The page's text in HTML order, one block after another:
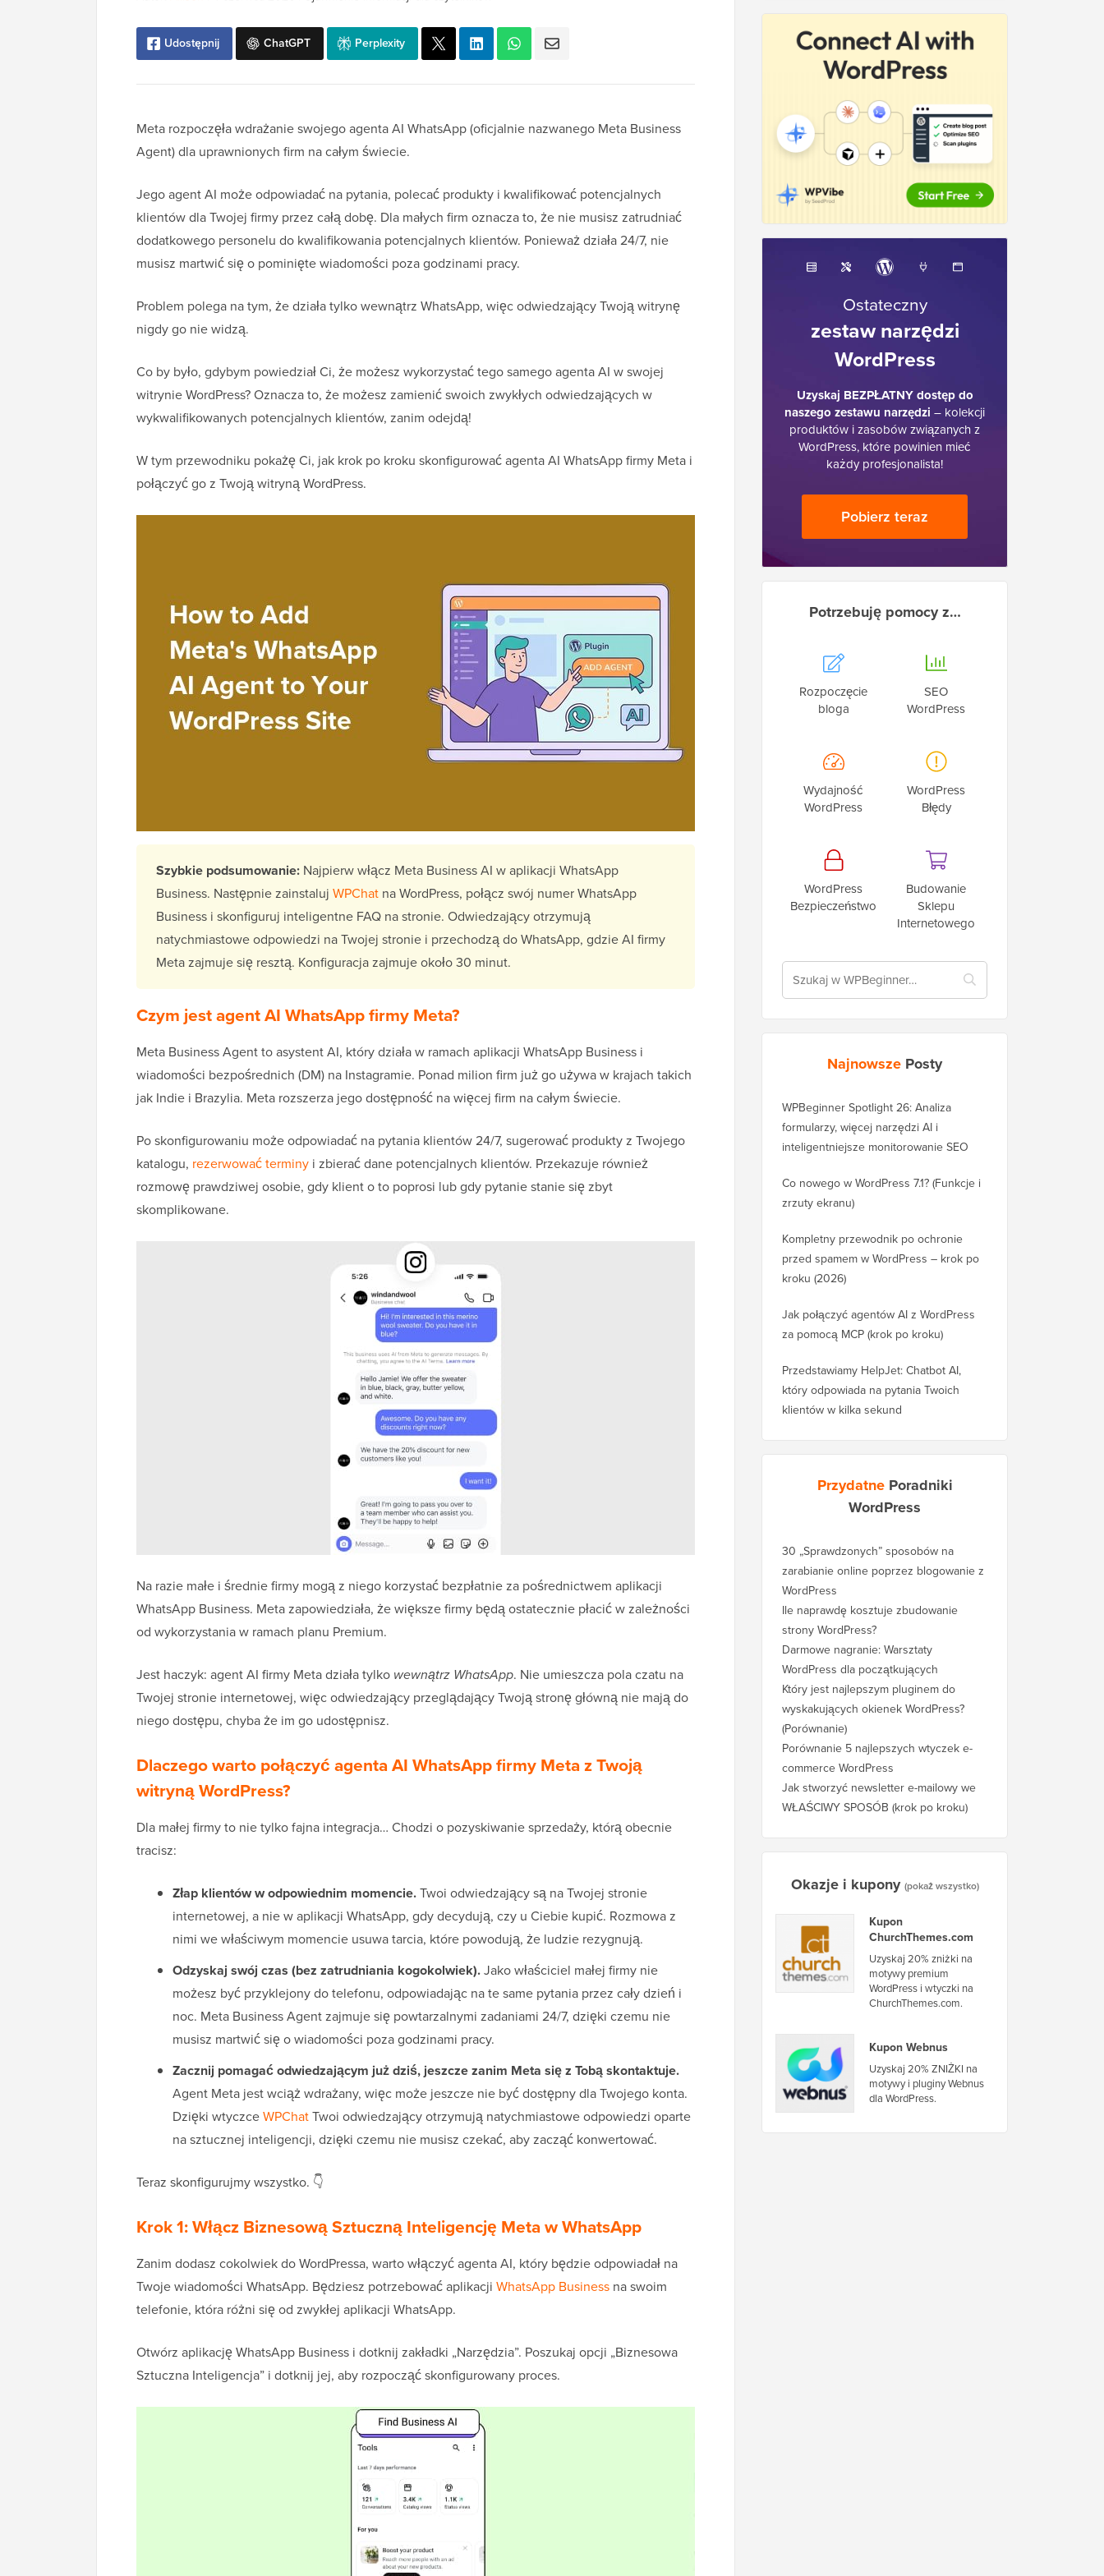
Udostępnij ChatGPT Perplexity
Meta rozpoczęła wdrażanie swojego agenta AI WhatsApp (oficjalnie nazwanego Meta Business
Agent) dla uprawnionych firm na całym świecie.
Jego agent AI może odpowiadać na pytania, polecać produkty i kwalifikować potencjalnych
klientów dla Twojej firmy przez całą dobę. Dla małych firm oznacza to, że nie musisz zatrudniać
dodatkowego personelu do kwalifikowania potencjalnych klientów. Ponieważ działa 24/7, nie
musisz martwić się o pominięte wiadomości poza godzinami pracy.
Problem polega na tym, że działa tylko wewnątrz WhatsApp, więc odwiedzający Twoją witrynę
nigdy go nie widzą.
Co by było, gdybym powiedział Ci, że możesz wykorzystać tego samego agenta AI w swojej
witrynie WordPress? Oznacza to, że możesz zamienić swoich zwykłych odwiedzających w
wykwalifikowanych potencjalnych klientów, zanim odejdą!
W tym przewodniku pokażę Ci, jak krok po kroku skonfigurować agenta AI WhatsApp firmy Meta i
połączyć go z Twoją witryną WordPress.
Szybkie podsumowanie: Najpierw włącz Meta Business AI w aplikacji WhatsApp
Business. Następnie zainstaluj WPChat na WordPress, połącz swój numer WhatsApp
Business i skonfiguruj inteligentne FAQ na stronie. Odwiedzający otrzymują
natychmiastowe odpowiedzi na Twojej stronie i przechodzą do WhatsApp, gdzie AI firmy
Meta zajmuje się resztą. Konfiguracja zajmuje około 30 minut.
Czym jest agent AI WhatsApp firmy Meta?
Meta Business Agent to asystent AI, który działa w ramach aplikacji WhatsApp Business i
wiadomości bezpośrednich (DM) na Instagramie. Ponad milion firm już go używa w krajach takich
jak Indie i Brazylia. Meta rozszerza jego dostępność na więcej firm na całym świecie.
Po skonfigurowaniu może odpowiadać na pytania klientów 24/7, sugerować produkty z Twojego
katalogu, rezerwować terminy i zbierać dane potencjalnych klientów. Przekazuje również
rozmowę prawdziwej osobie, gdy klient o to poprosi lub gdy pytanie stanie się zbyt
skomplikowane.
Na razie małe i średnie firmy mogą z niego korzystać bezpłatnie za pośrednictwem aplikacji
WhatsApp Business. Meta zapowiedziała, że większe firmy będą ostatecznie płacić w zależności
od wykorzystania w ramach planu Premium.
Jest haczyk: agent AI firmy Meta działa tylko wewnątrz WhatsApp. Nie umieszcza pola czatu na
Twojej stronie internetowej, więc odwiedzający przeglądający Twoją stronę główną nie mają do
niego dostępu, chyba że im go udostępnisz.
Dlaczego warto połączyć agenta AI WhatsApp firmy Meta z Twoją
witryną WordPress?
Dla małej firmy to nie tylko fajna integracja… Chodzi o pozyskiwanie sprzedaży, którą obecnie
tracisz:
Złap klientów w odpowiednim momencie.Twoi odwiedzający są na Twojej stronie
internetowej, a nie w aplikacji WhatsApp, gdy decydują, czy u Ciebie kupić. Rozmowa z
nimi we właściwym momencie usuwa tarcia, które powodują, że ludzie rezygnują.
Odzyskaj swój czas (bez zatrudniania kogokolwiek).Jako właściciel małej firmy nie
możesz być przyklejony do telefonu, odpowiadając na te same pytania przez cały dzień i
noc. Meta Business Agent zajmuje się powtarzalnymi zadaniami 24/7, dzięki czemu nie
musisz martwić się o wiadomości poza godzinami pracy.
Zacznij pomagać odwiedzającym już dziś, jeszcze zanim Meta się z Tobą skontaktuje.
Agent Meta jest wciąż wdrażany, więc może jeszcze nie być dostępny dla Twojego konta.
Dzięki wtyczceWPChatTwoi odwiedzający otrzymują natychmiastowe odpowiedzi oparte
na sztucznej inteligencji, dzięki czemu nie musisz czekać, aby zacząć konwertować.
Teraz skonfigurujmy wszystko. 👇
Krok 1: Włącz Biznesową Sztuczną Inteligencję Meta w WhatsApp
Zanim dodasz cokolwiek do WordPressa, warto włączyć agenta AI, który będzie odpowiadał na
Twoje wiadomości WhatsApp. Będziesz potrzebować aplikacji WhatsApp Business na swoim
telefonie, która różni się od zwykłej aplikacji WhatsApp.
Otwórz aplikację WhatsApp Business i dotknij zakładki „Narzędzia”. Poszukaj opcji „Biznesowa
Sztuczna Inteligencja” i dotknij jej, aby rozpocząć skonfigurowany proces.
Ostateczny
zestaw narzędzi
WordPress
Uzyskaj BEZPŁATNY dostęp do
naszego zestawu narzędzi – kolekcji
produktów i zasobów związanych z
WordPress, które powinien mieć
każdy profesjonalista!
Pobierz teraz
Potrzebuję pomocy z…
Rozpoczęcie
bloga
SEO
WordPress
Wydajność
WordPress
WordPress
Błędy
WordPress
Bezpieczeństwo
Budowanie
Sklepu
Internetowego
Najnowsze Posty
WPBeginner Spotlight 26: Analiza
formularzy, więcej narzędzi AI i
inteligentniejsze monitorowanie SEO
Co nowego w WordPress 7.1? (Funkcje i
zrzuty ekranu)
Kompletny przewodnik po ochronie
przed spamem w WordPress – krok po
kroku (2026)
Jak połączyć agentów AI z WordPress
za pomocą MCP (krok po kroku)
Przedstawiamy HelpJet: Chatbot AI,
który odpowiada na pytania Twoich
klientów w kilka sekund
Przydatne Poradniki
WordPress
30 „Sprawdzonych” sposobów na
zarabianie online poprzez blogowanie z
WordPress
Ile naprawdę kosztuje zbudowanie
strony WordPress?
Darmowe nagranie: Warsztaty
WordPress dla początkujących
Który jest najlepszym pluginem do
wyskakujących okienek WordPress?
(Porównanie)
Porównanie 5 najlepszych wtyczek e-
commerce WordPress
Jak stworzyć newsletter e-mailowy we
WŁAŚCIWY SPOSÓB (krok po kroku)
Okazje i kupony (pokaż wszystko)
Kupon
ChurchThemes.com
Uzyskaj 20% zniżki na
motywy premium
WordPress i wtyczki na
ChurchThemes.com.
Kupon Webnus
Uzyskaj 20% ZNIŻKI na
motywy i pluginy Webnus
dla WordPress.